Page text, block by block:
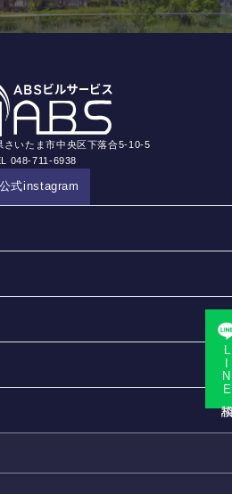
さいたま市中央区下落合5-10-5
048-711-6938
式instagram